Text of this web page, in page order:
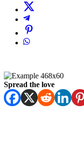
Spread the love